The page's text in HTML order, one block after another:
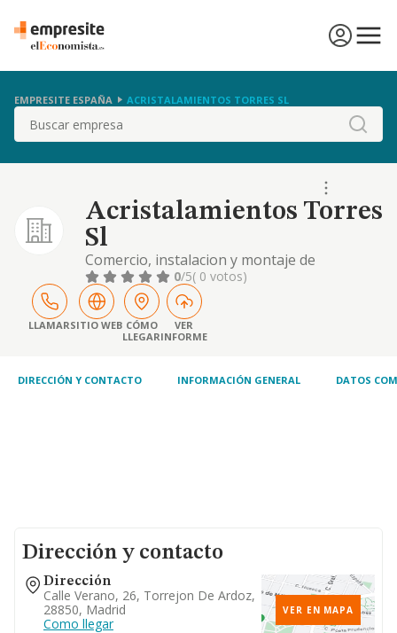
EMPRESITE ESPAÑA ACRISTALAMIENTOS TORRES SL
Buscar
Acristalamientos Torres
Sl
Comercio, instalacion y montaje de
acristalamiento y cerramientos de edificios
con cualquier material, construccion y obras
publicas y la adquisicion, enajenacion y
explotacion mediante arrendamiento de
inmuebles.
0/5( 0 votos)
LLAMARSITIO WEB CÓMO
LLEGAR
VER
INFORME
DIRECCIÓN Y CONTACTO INFORMACIÓN GENERAL DATOS
Dirección y contacto
Dirección
Calle Verano, 26, Torrejon De Ardoz,
28850, Madrid
Como llegar
VER EN MAPA